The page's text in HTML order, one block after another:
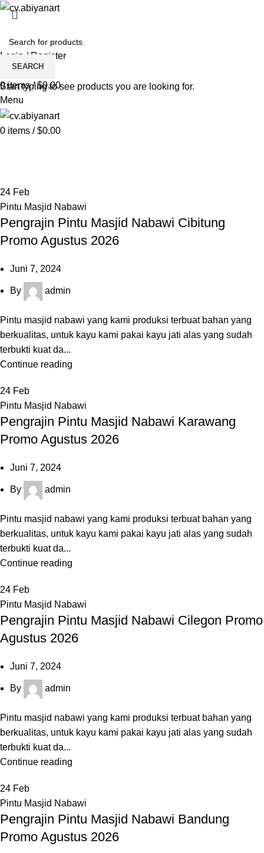
INSTAGRAM ABIYAN ART
Login / Register
Wishlist
0items / $0.00
Menu
0 items / $0.00
24 Feb
Pintu Masjid Nabawi
Pengrajin Pintu Masjid Nabawi Cibitung
Promo Agustus 2026
Juni 7, 2024
By admin
Pintu masjid nabawi yang kami produksi terbuat bahan yang
berkualitas, untuk kayu kami pakai kayu jati alas yang sudah
terbukti kuat da...
Continue reading
24 Feb
Pintu Masjid Nabawi
Pengrajin Pintu Masjid Nabawi Karawang
Promo Agustus 2026
Juni 7, 2024
By admin
Pintu masjid nabawi yang kami produksi terbuat bahan yang
berkualitas, untuk kayu kami pakai kayu jati alas yang sudah
terbukti kuat da...
Continue reading
24 Feb
Pintu Masjid Nabawi
Pengrajin Pintu Masjid Nabawi Cilegon Promo
Agustus 2026
Juni 7, 2024
By admin
Pintu masjid nabawi yang kami produksi terbuat bahan yang
berkualitas, untuk kayu kami pakai kayu jati alas yang sudah
terbukti kuat da...
Continue reading
24 Feb
Pintu Masjid Nabawi
Pengrajin Pintu Masjid Nabawi Bandung
Promo Agustus 2026
SEARCH
Start typing to see products you are looking for.